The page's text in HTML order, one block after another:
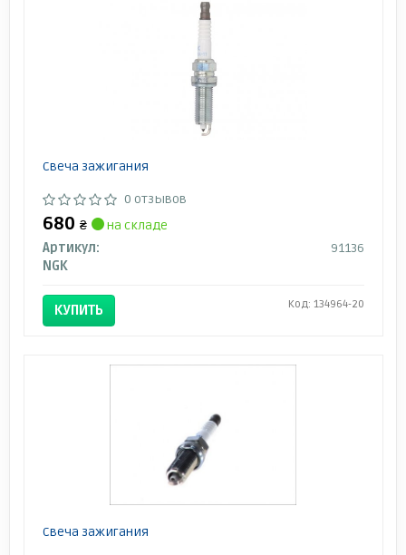
Свеча зажигания
0 отзывов
680 ₴
на складе
Артикул:
91136
NGK
КУПИТЬ Код: 134964-20
Свеча зажигания